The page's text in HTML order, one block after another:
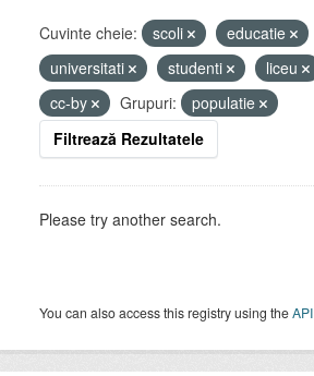
Cuvinte cheie: scoli educatie
universitati
studenti liceu
cc-by
Grupuri:
populatie
Filtrează Rezultatele
Please try another search.
You can also access this registry using theAPI